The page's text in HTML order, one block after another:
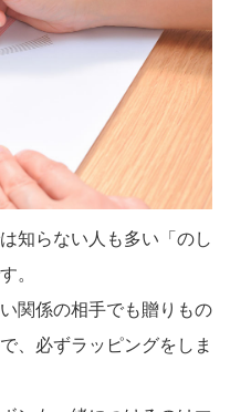
知らない人も多い「のし
。
関係の相手でも贈りもの
、必ずラッピングをしま